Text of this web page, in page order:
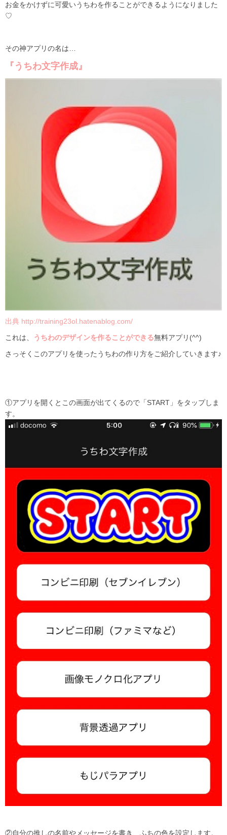
お金をかけずに可愛いうちわを作ることができるようになりました
♡
その神アプリの名は…
『うちわ文字作成』
出典 http://training23ol.hatenablog.com/
これは、
うちわのデザインを作ることができる無料アプリ(^^)
さっそくこのアプリを使ったうちわの作り方をご紹介していきます♪
①アプリを開くとこの画面が出てくるので「START」をタップしま
す。
②自分の推しの名前やメッセージを書き、ふちの色を設定します。